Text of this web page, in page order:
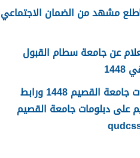
مشهد من الضمان الاجتماعي
عن جامعة سطام القبول
دبلومات جامعة القصيم 1448 ورابط
على دبلومات جامعة القصيم